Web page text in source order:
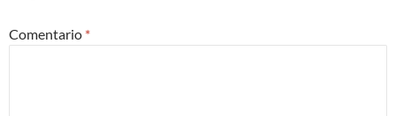
Comentario *